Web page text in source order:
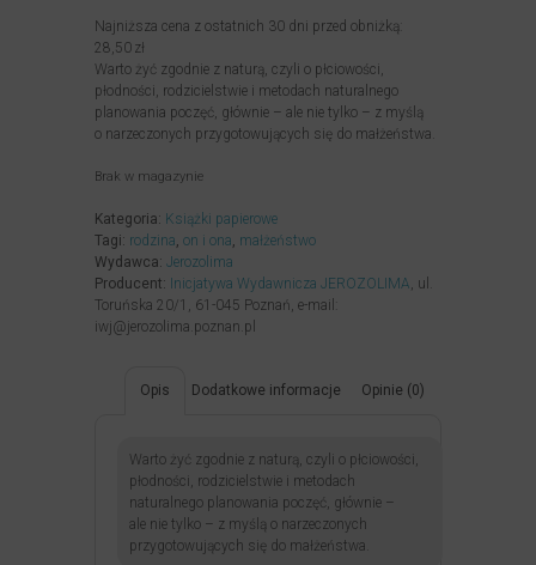
wynosiła:
31,50zł.
wynosi:
Najniższa cena z ostatnich 30 dni przed obniżką:
28,50 zł
Warto żyć zgodnie z naturą, czyli o płciowości,
płodności, rodzicielstwie i metodach naturalnego
planowania poczęć, głównie – ale nie tylko – z myślą
o narzeczonych przygotowujących się do małżeństwa.
Brak w magazynie
Kategoria: Książki papierowe
Tagi: rodzina, on i ona, małżeństwo
Wydawca: Jerozolima
Producent: Inicjatywa Wydawnicza JEROZOLIMA, ul.
Toruńska 20/1, 61-045 Poznań, e-mail:
iwj@jerozolima.poznan.pl
Opis Dodatkowe informacje Opinie (0)
Warto żyć zgodnie z naturą, czyli o płciowości,
płodności, rodzicielstwie i metodach
naturalnego planowania poczęć, głównie –
ale nie tylko – z myślą o narzeczonych
przygotowujących się do małżeństwa.